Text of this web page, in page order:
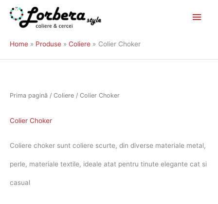
Skip
content
Home Produse Coliere Colier Choker
Prima pagină / Coliere / Colier Choker
Colier Choker
Coliere choker sunt coliere scurte, din diverse materiale metal,
perle, materiale textile, ideale atat pentru tinute elegante cat si
casual
după